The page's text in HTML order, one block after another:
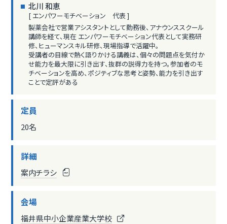
北川 和恵
[ エンパワーモチベーション 代表 ]
製薬会社で営業アシスタントとして勤務後、アナウンススクール
講師を経て、現在 エンパワーモチベーション代表として実務研
修、ヒューマンスキル研修、現場指導で活躍中。
受講者の目線で熱く語りかける講義は、個々の問題点を気付か
せ能力を最大限に引き出す、抜群の説得力を持つ。参加者のモ
チベーションを高め、ポジティブな思考と姿勢、能力を引き出す
ことで定評がある
定員
20名
詳細
案内チラシ
会場
福井県中小企業産業大学校